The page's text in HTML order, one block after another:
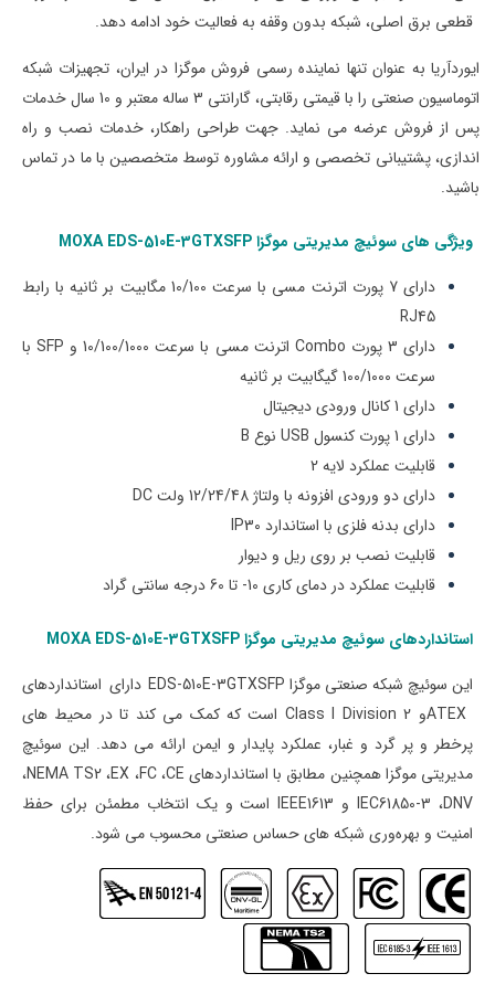
قطعی برق اصلی، شبکه بدون وقفه به فعالیت خود ادامه دهد.
ایوردآریا به عنوان تنها نماینده رسمی فروش موگزا در ایران، تجهیزات شبکه
اتوماسیون صنعتی را با قیمتی‌ رقابتی، گارانتی 3 ساله معتبر و 10 سال خدمات
پس از فروش عرضه می نماید. جهت طراحی راهکار، خدمات نصب و راه
اندازی، پشتیبانی تخصصی و ارائه مشاوره توسط متخصصین با ما در تماس
باشید.
ویژگی های سوئیچ مدیریتی موگزا MOXA EDS-510E-3GTXSFP
دارای 7 پورت اترنت مسی با سرعت 10/100 مگابیت بر ثانیه با رابط
RJ45
دارای 3 پورت Combo اترنت مسی با سرعت 10/100/1000 و SFP با
سرعت 100/1000 گیگابیت بر ثانیه
دارای 1 کانال ورودی دیجیتال
دارای 1 پورت کنسول USB نوع B
قابلیت عملکرد لایه 2
دارای دو ورودی افزونه با ولتاژ 12/24/48 ولت DC
دارای بدنه فلزی با استاندارد IP30
قابلیت نصب بر روی ریل و دیوار
قابلیت عملکرد در دمای کاری 10- تا 60 درجه سانتی گراد
استانداردهای سوئیچ مدیریتی موگزا MOXA EDS-510E-3GTXSFP
این سوئیچ شبکه صنعتی موگزا EDS-510E-3GTXSFP دارای استانداردهای
ATEXو Class I Division 2 است که کمک می کند تا در محیط های
پرخطر و پر گرد و غبار، عملکرد پایدار و ایمن ارائه می دهد. این سوئیچ
مدیریتی موگزا همچنین مطابق با استانداردهای CE،FC، EX،NEMA TS2،
DNV، IEC61850-3 و IEEE1613 است و یک انتخاب مطمئن برای حفظ
امنیت و بهره‌وری شبکه های حساس صنعتی محسوب می شود.